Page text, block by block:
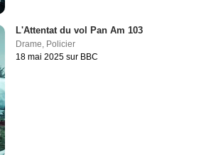
L'Attentat du vol Pan Am 103
Drame, Policier
18 mai 2025 sur BBC